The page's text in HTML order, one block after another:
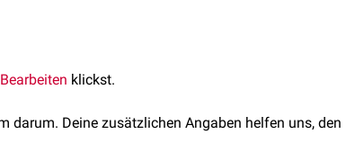
Kolitis
und ist unter den jeweiligen Krankheitsbildern
Bearbeiten klickst.
darum. Deine zusätzlichen Angaben helfen uns, den